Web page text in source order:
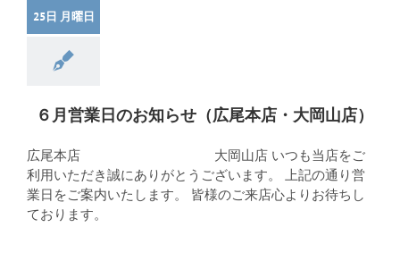
25日 月曜日
６月営業日のお知らせ（広尾本店・大岡山店）
広尾本店 大岡山店 いつも当店をご
利用いただき誠にありがとうございます。 上記の通り営
業日をご案内いたします。 皆様のご来店心よりお待ちし
ております。